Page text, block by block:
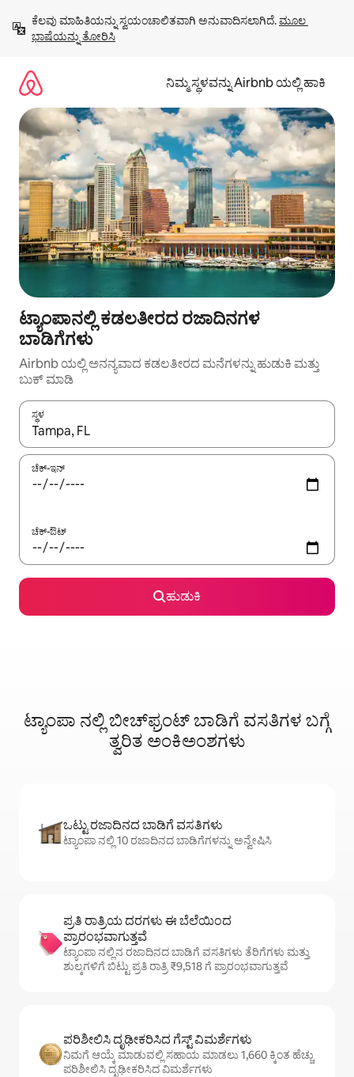
ಹೋಗಿ
ಕೆಲವು ಮಾಹಿತಿಯನ್ನು ಸ್ವಯಂಚಾಲಿತವಾಗಿ ಅನುವಾದಿಸಲಾಗಿದೆ. ಮೂಲ
ಭಾಷೆಯನ್ನು ತೋರಿಸಿ
ನಿಮ್ಮ ಸ್ಥಳವನ್ನು Airbnb ಯಲ್ಲಿ ಹಾಕಿ
ಟ್ಯಾಂಪಾನಲ್ಲಿ ಕಡಲತೀರದ ರಜಾದಿನಗಳ
ಬಾಡಿಗೆಗಳು
Airbnb ಯಲ್ಲಿ ಅನನ್ಯವಾದ ಕಡಲತೀರದ ಮನೆಗಳನ್ನು ಹುಡುಕಿ ಮತ್ತು
ಬುಕ್ ಮಾಡಿ
ಸ್ಥಳ
ಫಲಿತಾಂಶಗಳು ಲಭ್ಯವಿರುವಾಗ, ಅಪ್ ಮತ್ತು ಡೌನ್ ಬಾಣದ ಕೀಲಿಗಳೊಂದಿಗೆ
ಚೆಕ್-ಇನ್
ಚೆಕ್-ಔಟ್
ಹುಡುಕಿ
ಟ್ಯಾಂಪಾ ನಲ್ಲಿ ಬೀಚ್‌ಫ್ರಂಟ್‌ ಬಾಡಿಗೆ ವಸತಿಗಳ ಬಗ್ಗೆ
ತ್ವರಿತ ಅಂಕಿಅಂಶಗಳು
ಒಟ್ಟು ರಜಾದಿನದ ಬಾಡಿಗೆ ವಸತಿಗಳು
ಟ್ಯಾಂಪಾ ನಲ್ಲಿ 10 ರಜಾದಿನದ ಬಾಡಿಗೆಗಳನ್ನು ಅನ್ವೇಷಿಸಿ
ಪ್ರತಿ ರಾತ್ರಿಯ ದರಗಳು ಈ ಬೆಲೆಯಿಂದ
ಪ್ರಾರಂಭವಾಗುತ್ತವೆ
ಟ್ಯಾಂಪಾ ನಲ್ಲಿನ ರಜಾದಿನದ ಬಾಡಿಗೆ ವಸತಿಗಳು ತೆರಿಗೆಗಳು ಮತ್ತು
ಶುಲ್ಕಗಳಿಗೆ ಬಿಟ್ಟು ಪ್ರತಿ ರಾತ್ರಿ ₹9,518 ಗೆ ಪ್ರಾರಂಭವಾಗುತ್ತವೆ
ಪರಿಶೀಲಿಸಿ ದೃಢೀಕರಿಸಿದ ಗೆಸ್ಟ್ ವಿಮರ್ಶೆಗಳು
ನಿಮಗೆ ಆಯ್ಕೆ ಮಾಡುವಲ್ಲಿ ಸಹಾಯ ಮಾಡಲು 1,660 ಕ್ಕಿಂತ ಹೆಚ್ಚು
ಪರಿಶೀಲಿಸಿ ದೃಢೀಕರಿಸಿದ ವಿಮರ್ಶೆಗಳು